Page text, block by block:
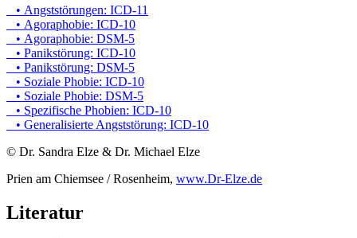
• Angststörungen: ICD-11
• Agoraphobie: ICD-10
• Agoraphobie: DSM-5
• Panikstörung: ICD-10
• Panikstörung: DSM-5
• Soziale Phobie: ICD-10
• Soziale Phobie: DSM-5
• Spezifische Phobien: ICD-10
• Generalisierte Angststörung: ICD-10
© Dr. Sandra Elze & Dr. Michael Elze
Prien am Chiemsee / Rosenheim, www.Dr-Elze.de
Literatur